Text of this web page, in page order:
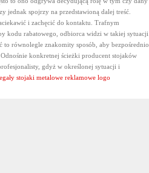
jednak spojrzy na przedstawioną dalej treść.
i zachęcić do kontaktu. Trafnym
kodu rabatowego, odbiorca widzi w takiej sytuacji
równolegle znakomity sposób, aby bezpośrednio
konkretnej ścieżki producent stojaków
gdyż w określonej sytuacji i